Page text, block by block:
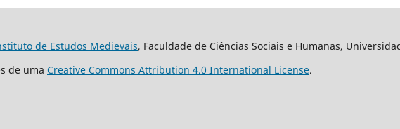
de Estudos Medievais, Faculdade de Ciências Sociais e Humanas,
de uma Creative Commons Attribution 4.0 International License.